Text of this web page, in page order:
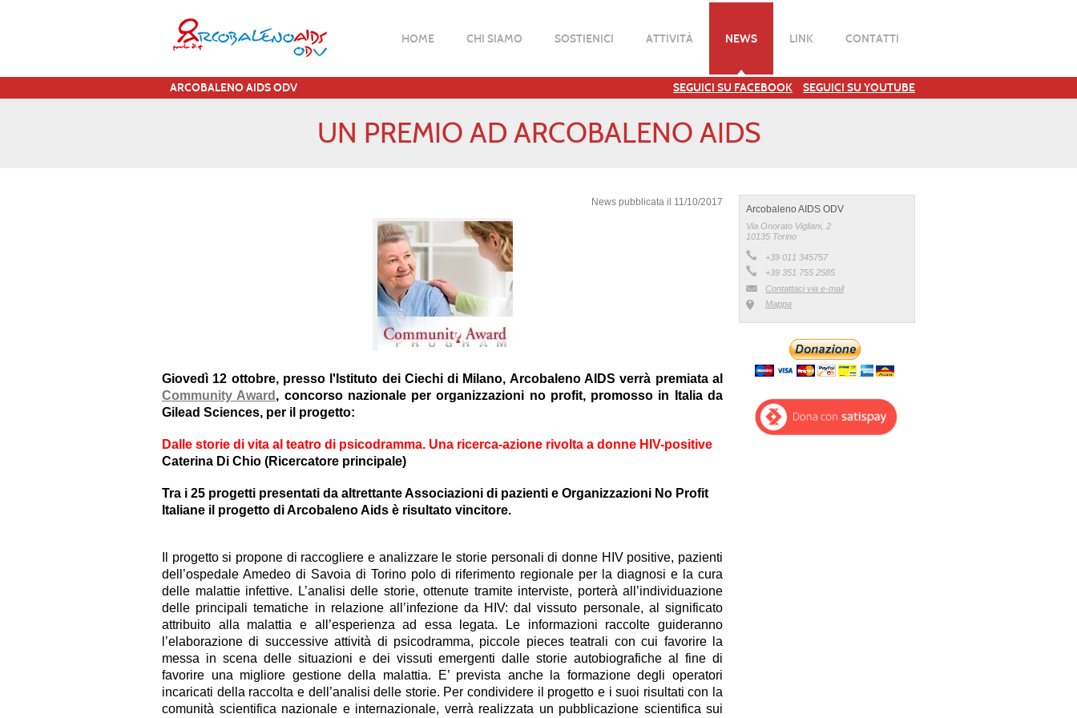
HOME CHI SIAMO SOSTIENICI ATTIVITÀ NEWS LINK CONTATTI
ARCOBALENO AIDS ODV SEGUICI SU FACEBOOK SEGUICI SU YOUTUBE
UN PREMIO AD ARCOBALENO AIDS
News pubblicata il 11/10/2017
Giovedì 12 ottobre, presso l'Istituto dei Ciechi di Milano, Arcobaleno AIDS verrà premiata al
Community Award , concorso nazionale per organizzazioni no profit, promosso in Italia da
Gilead Sciences, per il progetto:
Dalle storie di vita al teatro di psicodramma. Una ricerca-azione rivolta a donne HIV-positive
Caterina Di Chio (Ricercatore principale)
Tra i 25 progetti presentati da altrettante Associazioni di pazienti e Organizzazioni No Profit
Italiane il progetto di Arcobaleno Aids è risultato vincitore.
Il progetto si propone di raccogliere e analizzare le storie personali di donne HIV positive, pazienti
dell’ospedale Amedeo di Savoia di Torino polo di riferimento regionale per la diagnosi e la cura
delle malattie infettive. L’analisi delle storie, ottenute tramite interviste, porterà all’individuazione
delle principali tematiche in relazione all’infezione da HIV: dal vissuto personale, al significato
attribuito alla malattia e all’esperienza ad essa legata. Le informazioni raccolte guideranno
l’elaborazione di successive attività di psicodramma, piccole pieces teatrali con cui favorire la
messa in scena delle situazioni e dei vissuti emergenti dalle storie autobiografiche al fine di
favorire una migliore gestione della malattia. E’ prevista anche la formazione degli operatori
incaricati della raccolta e dell’analisi delle storie. Per condividere il progetto e i suoi risultati con la
comunità scientifica nazionale e internazionale, verrà realizzata un pubblicazione scientifica sui
Arcobaleno AIDS ODV
Via Onorato Vigliani, 2
10135 Torino
+39 011 345757
+39 351 755 2585
Contattaci via e-mail
Mappa